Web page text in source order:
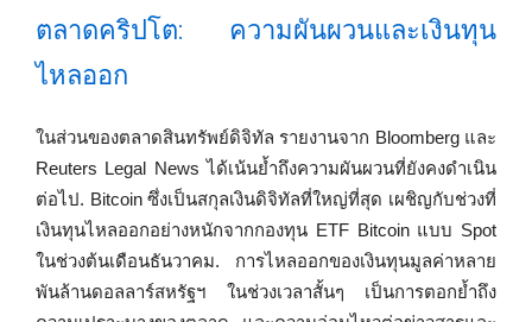
ตลาดคริปโต: ความผันผวนและเงินทุน
ไหลออก
ในส่วนของตลาดสินทรัพย์ดิจิทัล รายงานจาก Bloomberg และ
Reuters Legal News ได้เน้นย้ำถึงความผันผวนที่ยังคงดำเนิน
ต่อไป. Bitcoin ซึ่งเป็นสกุลเงินดิจิทัลที่ใหญ่ที่สุด เผชิญกับช่วงที่
เงินทุนไหลออกอย่างหนักจากกองทุน ETF Bitcoin แบบ Spot
ในช่วงต้นเดือนธันวาคม. การไหลออกของเงินทุนมูลค่าหลาย
พันล้านดอลลาร์สหรัฐฯ ในช่วงเวลาสั้นๆ เป็นการตอกย้ำถึง